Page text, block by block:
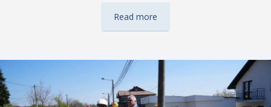
Cup , organizată de Asociația Club Sportiv Touche în
parteneriat cu Primăria orașului Buftea și Federația Română
patru la feminin, pe parcursul a două zile de concurs cu dueluri
intense, premii în bani și prezența a doi campioni europeni.
Buftea Touché Cup are o poveste foarte frumoasă și
importantă pentru…
Read more